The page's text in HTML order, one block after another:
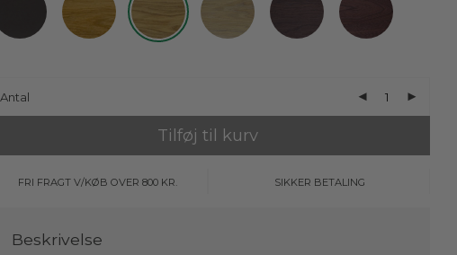
Antal
Tilføj til kurv
FRI FRAGT V/KØB OVER 800 KR. SIKKER BETALING